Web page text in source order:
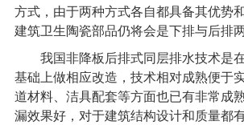
方式，由于两种方式各自都具备其优势
建筑卫生陶瓷部品仍将会是下排与后排
我国非降板后排式同层排水技术是
基础上做相应改造，技术相对成熟便于
道材料、洁具配套等方面也已有非常成
漏效果好，对于建筑结构设计和质量都